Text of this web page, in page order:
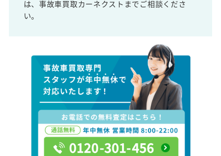
は、事故車買取カーネクストまでご相談くださ
い。